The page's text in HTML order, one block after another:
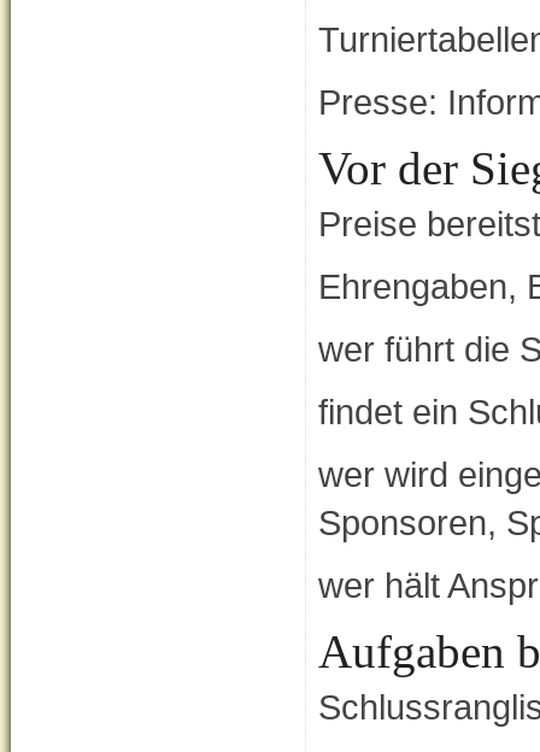
Presse:
Vor der
Preise
Ehrengaben,
wer führt die
findet ein
wer wird
Sponsoren,
wer hält
Aufgaben